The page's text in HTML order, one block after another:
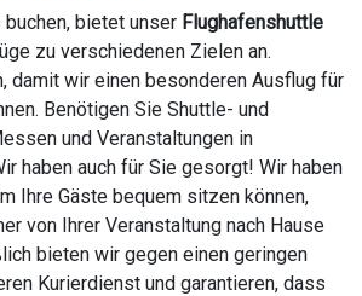
bietet unser Flughafenshuttle
zu verschiedenen Zielen an.
damit wir einen besonderen Ausflug für
Benötigen Sie Shuttle- und
und Veranstaltungen in
haben auch für Sie gesorgt! Wir haben
Ihre Gäste bequem sitzen können,
von Ihrer Veranstaltung nach Hause
bieten wir gegen einen geringen
Kurierdienst und garantieren, dass